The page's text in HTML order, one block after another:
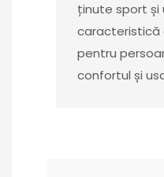
ținute sport și
caracteristică
pentru
confortul și